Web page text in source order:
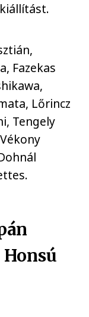
Fazekas
Lőrincz
Tengely